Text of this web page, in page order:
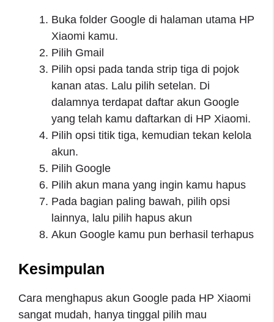
Buka folder Google di halaman utama HP
Xiaomi kamu.
Pilih Gmail
Pilih opsi pada tanda strip tiga di pojok
kanan atas. Lalu pilih setelan. Di
dalamnya terdapat daftar akun Google
yang telah kamu daftarkan di HP Xiaomi.
Pilih opsi titik tiga, kemudian tekan kelola
akun.
Pilih Google
Pilih akun mana yang ingin kamu hapus
Pada bagian paling bawah, pilih opsi
lainnya, lalu pilih hapus akun
Akun Google kamu pun berhasil terhapus
Kesimpulan
Cara menghapus akun Google pada HP Xiaomi
sangat mudah, hanya tinggal pilih mau